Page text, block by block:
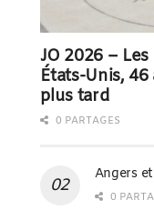
JO 2026 – Les
États-Unis, 46
plus tard
0 PARTAGES
Angers
0